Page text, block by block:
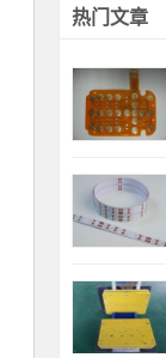
热门文章